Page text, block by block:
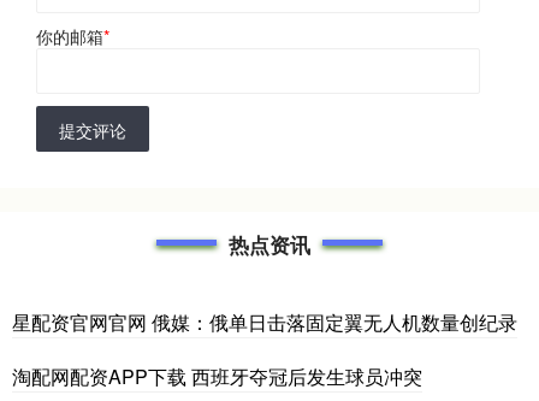
你的邮箱*
提交评论
热点资讯
星配资官网官网 俄媒：俄单日击落固定翼无人机数量创纪录
淘配网配资APP下载 西班牙夺冠后发生球员冲突